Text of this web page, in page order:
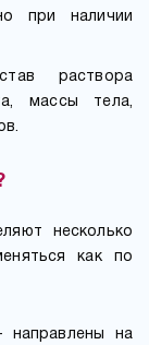
при наличии
раствора
массы тела,
несколько
как по
направлены на